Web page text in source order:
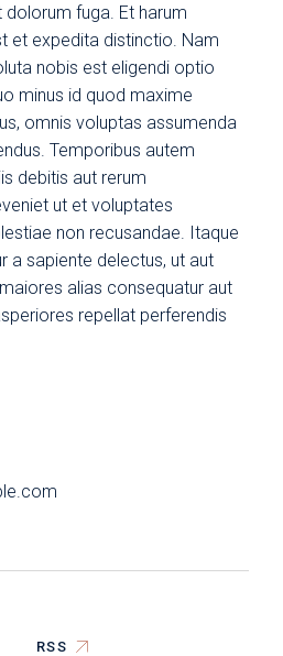
fuga. Et harum
et expedita distinctio. Nam
nobis est eligendi optio
minus id quod maxime
omnis voluptas assumenda
Temporibus autem
debitis aut rerum
ut et voluptates
non recusandae. Itaque
a sapiente delectus, ut aut
alias consequatur aut
repellat perferendis
RSS